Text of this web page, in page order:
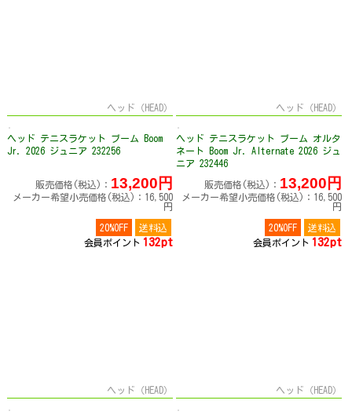
ヘッド（HEAD）
ヘッド テニスラケット ブーム Boom
Jr. 2026 ジュニア 232256
販売価格(税込)： 13,200円
メーカー希望小売価格(税込)：16,500
円
20%OFF
送料込
会員ポイント 132pt
ヘッド（HEAD）
ヘッド テニスラケット ブーム オルタ
ネート Boom Jr. Alternate 2026 ジュ
ニア 232446
販売価格(税込)： 13,200円
メーカー希望小売価格(税込)：16,500
円
20%OFF
送料込
会員ポイント 132pt
ヘッド（HEAD） ヘッド（HEAD）